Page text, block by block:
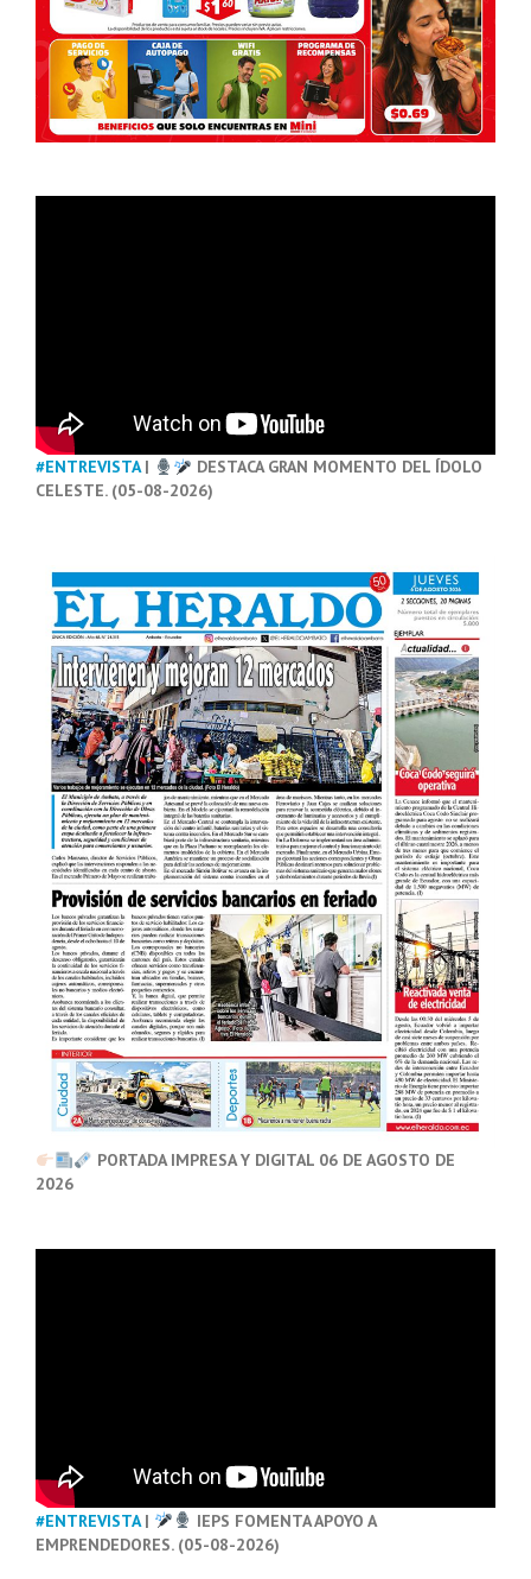
#ENTREVISTA|
DESTACA GRAN MOMENTO DEL ÍDOLO
CELESTE. (05-08-2026)
PORTADA IMPRESA Y DIGITAL 06 DE AGOSTO DE
2026
#ENTREVISTA|
IEPS FOMENTA APOYO A
EMPRENDEDORES. (05-08-2026)